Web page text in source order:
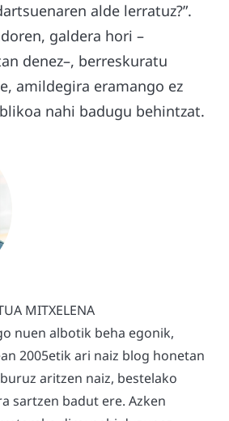
alde lerratuz?”.
galdera hori –
denez–, berreskuratu
amildegira eramango ez
nahi badugu behintzat.
MITXELENA
nuen albotik beha egonik,
2005etik ari naiz blog honetan
aritzen naiz, bestelako
sartzen badut ere. Azken